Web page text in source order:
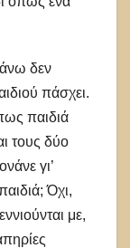
δεν
πάσχει.
παιδιά
τους δύο
γι’
Όχι,
με,